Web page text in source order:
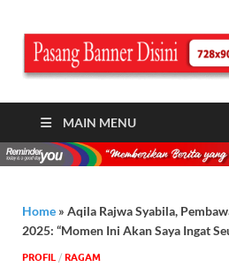
MAIN MENU
Home » Aqila Rajwa Syabila,
2025: “Momen Ini Akan Saya Ingat
PROFIL / ‎RAGAM